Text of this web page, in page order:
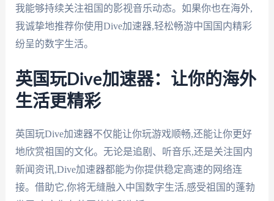
我能够持续关注祖国的影视音乐动态。如果你也在海外,
我诚挚地推荐你使用Dive加速器,轻松畅游中国国内精彩
纷呈的数字生活。
英国玩Dive加速器：让你的海外
生活更精彩
英国玩Dive加速器不仅能让你玩游戏顺畅,还能让你更好
地欣赏祖国的文化。无论是追剧、听音乐,还是关注国内
新闻资讯,Dive加速器都能为你提供稳定高速的网络连
接。借助它,你将无缝融入中国数字生活,感受祖国的蓬勃